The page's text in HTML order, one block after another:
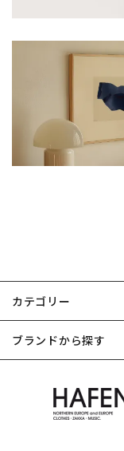
カテゴリー
ブランドから探す